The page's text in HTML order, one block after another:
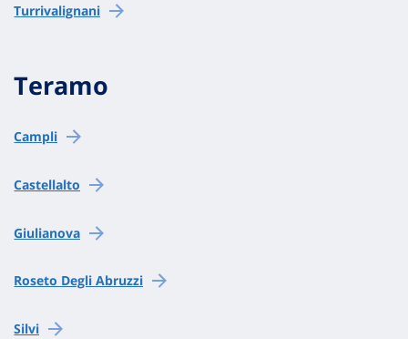
Turrivalignani
Teramo
Campli
Castellalto
Giulianova
Roseto Degli Abruzzi
Silvi